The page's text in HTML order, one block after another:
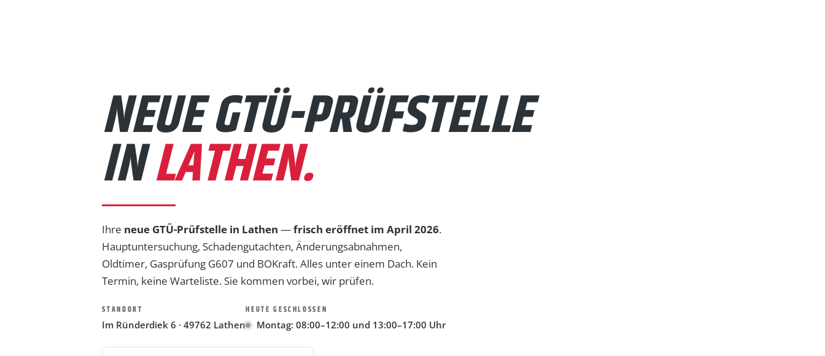
NEUE GTÜ-PRÜFSTELLE
INLATHEN.
Ihre neue GTÜ-Prüfstelle in Lathen —frisch eröffnet im April 2026.
Hauptuntersuchung, Schadengutachten, Änderungs­abnahmen,
Oldtimer, Gasprüfung G607 und BOKraft. Alles unter einem Dach. Kein
Termin, keine Warteliste. Sie kommen vorbei, wir prüfen.
STANDORT
Im Ründerdiek 6 · 49762 Lathen
HEUTE GESCHLOSSEN
Montag: 08:00–12:00 und 13:00–17:00 Uhr